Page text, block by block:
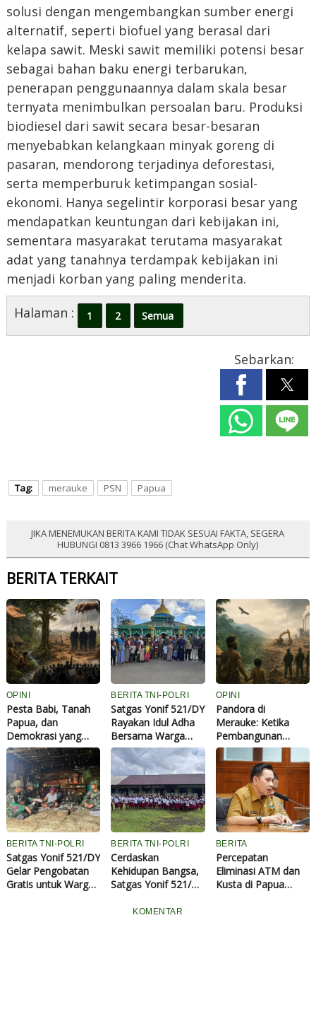
solusi dengan mengembangkan sumber energi
alternatif, seperti biofuel yang berasal dari
kelapa sawit. Meski sawit memiliki potensi besar
sebagai bahan baku energi terbarukan,
penerapan penggunaannya dalam skala besar
ternyata menimbulkan persoalan baru. Produksi
biodiesel dari sawit secara besar-besaran
menyebabkan kelangkaan minyak goreng di
pasaran, mendorong terjadinya deforestasi,
serta memperburuk ketimpangan sosial-
ekonomi. Hanya segelintir korporasi besar yang
mendapatkan keuntungan dari kebijakan ini,
sementara masyarakat terutama masyarakat
adat yang tanahnya terdampak kebijakan ini
menjadi korban yang paling menderita.
Halaman :
1 2 Semua
Sebarkan:
Tag: merauke PSN Papua
JIKA MENEMUKAN BERITA KAMI TIDAK SESUAI FAKTA, SEGERA
HUBUNGI 0813 3966 1966 (Chat WhatsApp Only)
BERITA TERKAIT
OPINI
Pesta Babi, Tanah
Papua, dan
Demokrasi yang
Kehilangan Nurani
BERITA TNI-POLRI
Satgas Yonif 521/DY
Rayakan Idul Adha
Bersama Warga
Walesi, Serahkan
Hewan Kurban di
Masjid Al Aqsa
OPINI
Pandora di
Merauke: Ketika
Pembangunan
Menjadi Luka bagi
Rakyat
BERITA TNI-POLRI
Satgas Yonif 521/DY
Gelar Pengobatan
Gratis untuk Warga
BERITA TNI-POLRI
Cerdaskan
Kehidupan Bangsa,
Satgas Yonif 521/DY
Perlengkapan
BERITA
Percepatan
Eliminasi ATM dan
Kusta di Papua
KOMENTAR